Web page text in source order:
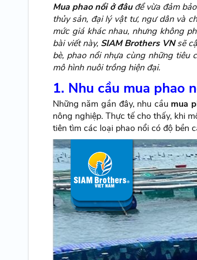
Mua phao nổi ở đâuđể vừa đảm
thủy sản, đại lý vật tư, ngư dân và
mức giá khác nhau, nhưng không
bài viết này, SIAM Brothers VNsẽ
bè, phao nổi nhựa cùng những tiêu
mô hình nuôi trồng hiện đại.
1. Nhu cầu mua phao
Những năm gần đây, nhu cầu mua
nông nghiệp. Thực tế cho thấy, khi
tiên tìm các loại phao nổi có độ bền